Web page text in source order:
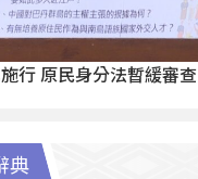
行 原民身分法暫緩審查
典